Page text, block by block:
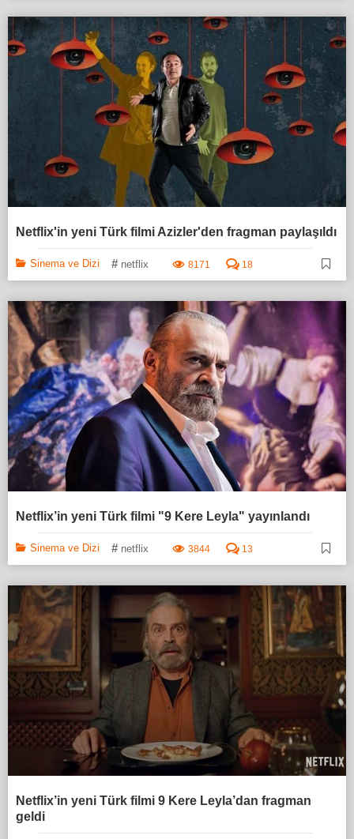
Netflix'in yeni Türk filmi Azizler'den fragman paylaşıldı
Sinema ve Dizi # netflix 8171 18
Netflix’in yeni Türk filmi "9 Kere Leyla" yayınlandı
Sinema ve Dizi # netflix 3844 13
Netflix’in yeni Türk filmi 9 Kere Leyla’dan fragman
geldi